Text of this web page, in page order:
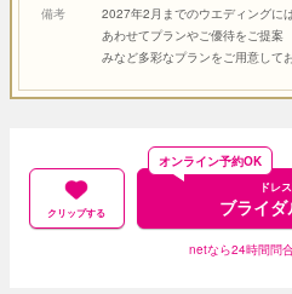
備考
2027年2月までのウエディング
あわせてプランやご優待をご提
みなど多彩なプランをご用意して
クリップする
ドレ
ブライ
オンライン予約OK
netなら24時間問